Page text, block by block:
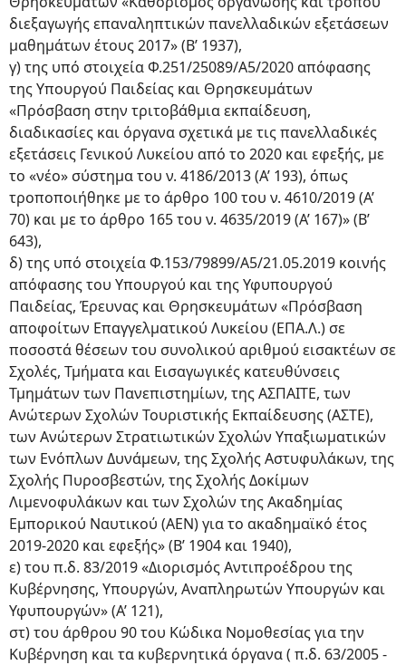
διεξαγωγής επαναληπτικών πανελλαδικών εξετάσεων
μαθημάτων έτους 2017» (Β’ 1937),
γ) της υπό στοιχεία Φ.251/25089/Α5/2020 απόφασης
της Υπουργού Παιδείας και Θρησκευμάτων
«Πρόσβαση στην τριτοβάθμια εκπαίδευση,
διαδικασίες και όργανα σχετικά με τις πανελλαδικές
εξετάσεις Γενικού Λυκείου από το 2020 και εφεξής, με
το «νέο» σύστημα του ν. 4186/2013 (Α’ 193), όπως
τροποποιήθηκε με το άρθρο 100 του ν. 4610/2019 (Α’
70) και με το άρθρο 165 του ν. 4635/2019 (Α’ 167)» (Β’
643),
δ) της υπό στοιχεία Φ.153/79899/Α5/21.05.2019 κοινής
απόφασης του Υπουργού και της Υφυπουργού
Παιδείας, Έρευνας και Θρησκευμάτων «Πρόσβαση
αποφοίτων Επαγγελματικού Λυκείου (ΕΠΑ.Λ.) σε
ποσοστά θέσεων του συνολικού αριθμού εισακτέων σε
Σχολές, Τμήματα και Εισαγωγικές κατευθύνσεις
Τμημάτων των Πανεπιστημίων, της ΑΣΠΑΙΤΕ, των
Ανώτερων Σχολών Τουριστικής Εκπαίδευσης (ΑΣΤΕ),
των Ανώτερων Στρατιωτικών Σχολών Υπαξιωματικών
των Ενόπλων Δυνάμεων, της Σχολής Αστυφυλάκων, της
Σχολής Πυροσβεστών, της Σχολής Δοκίμων
Λιμενοφυλάκων και των Σχολών της Ακαδημίας
Εμπορικού Ναυτικού (ΑΕΝ) για το ακαδημαϊκό έτος
2019-2020 και εφεξής» (Β’ 1904 και 1940),
ε) του π.δ. 83/2019 «Διορισμός Αντιπροέδρου της
Κυβέρνησης, Υπουργών, Αναπληρωτών Υπουργών και
Υφυπουργών» (Α’ 121),
στ) του άρθρου 90 του Κώδικα Νομοθεσίας για την
Κυβέρνηση και τα κυβερνητικά όργανα ( π.δ. 63/2005 -